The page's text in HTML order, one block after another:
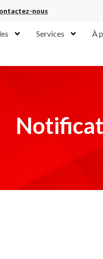
nous
Services À